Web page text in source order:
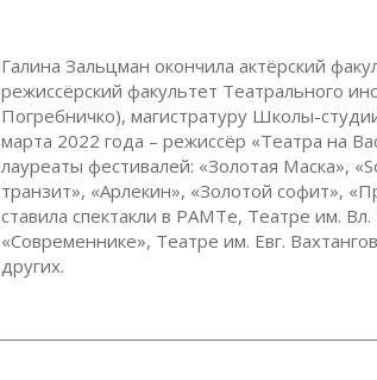
Галина Зальцман окончила актёрский
режиссёрский факультет Театрального
Погребничко), магистратуру Школы-
марта 2022 года – режиссёр «Театра на
лауреаты фестивалей: «Золотая Маска»,
транзит», «Арлекин», «Золотой софит»,
ставила спектакли в РАМТе, Театре им.
«Современнике», Театре им. Евг.
других.